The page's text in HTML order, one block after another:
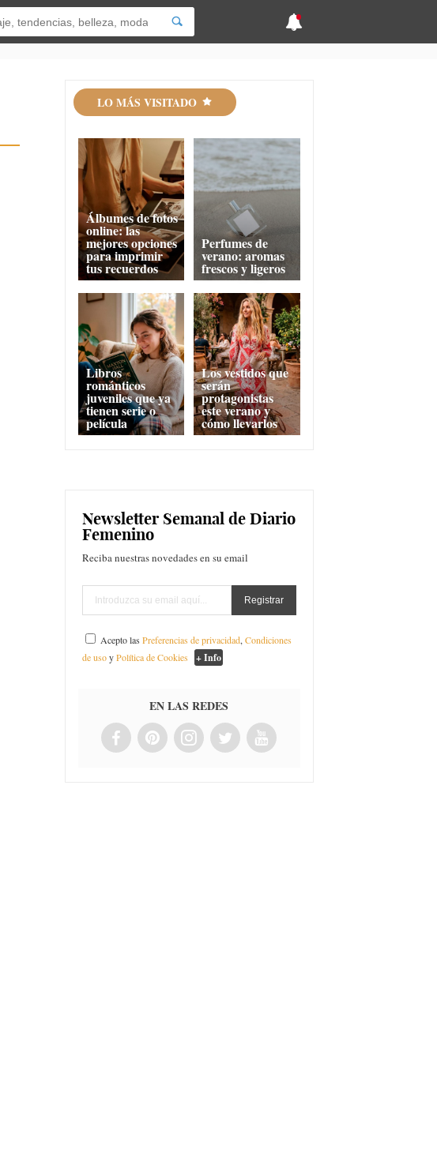
LO MÁS VISITADO
Álbumes de fotos
online: las
mejores opciones
para imprimir
tus recuerdos
Perfumes de
verano: aromas
frescos y ligeros
Libros
románticos
juveniles que ya
tienen serie o
película
Los vestidos que
serán
protagonistas
este verano y
cómo llevarlos
Newsletter Semanal de Diario
Femenino
Reciba nuestras novedades en su email
Acepto lasPreferencias de privacidad,Condiciones
de usoyPolítica de Cookies + Info
EN LAS REDES